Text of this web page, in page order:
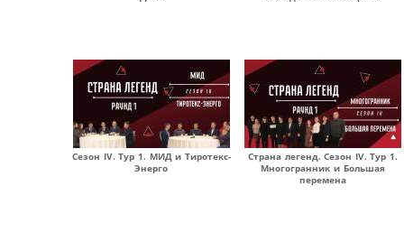
Сезон IV. Тур 1. МИД и Тиротекс-
Энерго
Страна легенд. Сезон IV. Тур 1.
Многогранник и Большая
перемена